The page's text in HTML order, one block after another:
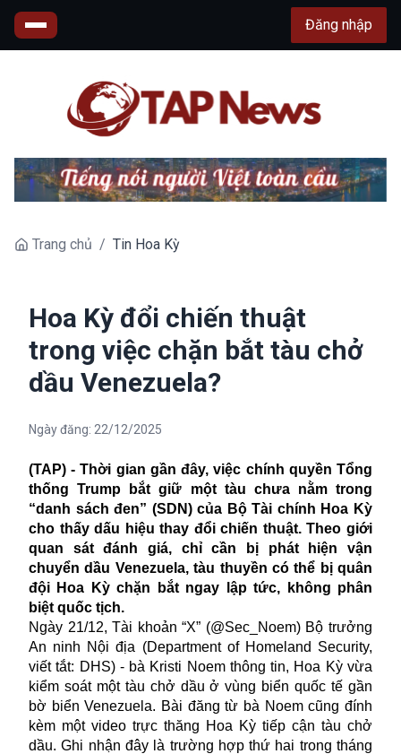
Đăng nhập
Trang chủ / Tin Hoa Kỳ
Hoa Kỳ đổi chiến thuật
trong việc chặn bắt tàu chở
dầu Venezuela?
Ngày đăng: 22/12/2025
(TAP) - Thời gian gần đây, việc chính quyền Tổng
thống Trump bắt giữ một tàu chưa nằm trong
“danh sách đen” (SDN) của Bộ Tài chính Hoa Kỳ
cho thấy dấu hiệu thay đổi chiến thuật. Theo giới
quan sát đánh giá, chỉ cần bị phát hiện vận
chuyển dầu Venezuela, tàu thuyền có thể bị quân
đội Hoa Kỳ chặn bắt ngay lập tức, không phân
biệt quốc tịch.
Ngày 21/12, Tài khoản “X” (@Sec_Noem) Bộ trưởng
An ninh Nội địa (Department of Homeland Security,
viết tắt: DHS) - bà Kristi Noem thông tin, Hoa Kỳ vừa
kiểm soát một tàu chở dầu ở vùng biển quốc tế gần
bờ biển Venezuela. Bài đăng từ bà Noem cũng đính
kèm một video trực thăng Hoa Kỳ tiếp cận tàu chở
dầu. Ghi nhận đây là trường hợp thứ hai trong tháng